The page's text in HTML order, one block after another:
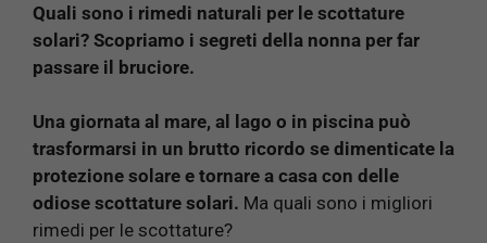
Quali sono i rimedi naturali per le scottature
solari? Scopriamo i segreti della nonna per far
passare il bruciore.
Una giornata al mare, al lago o in piscina può
trasformarsi in un brutto ricordo se dimenticate la
protezione solare e tornare a casa con delle
odiose scottature solari. Ma quali sono i migliori
rimedi per le scottature?